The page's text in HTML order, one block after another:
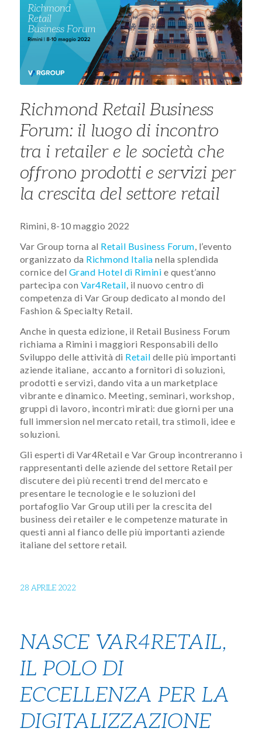
Richmond Retail Business
Forum: il luogo di incontro
tra i retailer e le società che
offrono prodotti e servizi per
la crescita del settore retail
Rimini, 8-10 maggio 2022
Var Group torna al Retail Business Forum, l’evento
organizzato da Richmond Italia nella splendida
cornice del Grand Hotel di Rimini e quest’anno
partecipa con Var4Retail, il nuovo centro di
competenza di Var Group dedicato al mondo del
Fashion & Specialty Retail.
Anche in questa edizione, il Retail Business Forum
richiama a Rimini i maggiori Responsabili dello
Sviluppo delle attività di Retail delle più importanti
aziende italiane, accanto a fornitori di soluzioni,
prodotti e servizi, dando vita a un marketplace
vibrante e dinamico. Meeting, seminari, workshop,
gruppi di lavoro, incontri mirati: due giorni per una
full immersion nel mercato retail, tra stimoli, idee e
soluzioni.
Gli esperti di Var4Retail e Var Group incontreranno i
rappresentanti delle aziende del settore Retail per
discutere dei più recenti trend del mercato e
presentare le tecnologie e le soluzioni del
portafoglio Var Group utili per la crescita del
business dei retailer e le competenze maturate in
questi anni al fianco delle più importanti aziende
italiane del settore retail.
28 APRILE 2022
NASCE VAR4RETAIL,
IL POLO DI
ECCELLENZA PER LA
DIGITALIZZAZIONE